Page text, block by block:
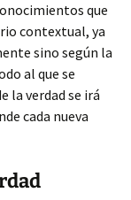
que
contextual, ya
sino según la
al que se
la verdad se irá
cada nueva